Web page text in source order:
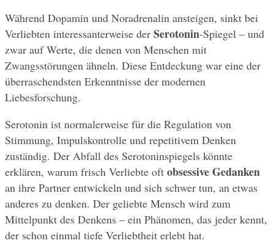
Während Dopamin und Noradrenalin ansteigen, sinkt bei
Verliebten interessanterweise der Serotonin-Spiegel – und
zwar auf Werte, die denen von Menschen mit
Zwangsstörungen ähneln. Diese Entdeckung war eine der
überraschendsten Erkenntnisse der modernen
Liebesforschung.
Serotonin ist normalerweise für die Regulation von
Stimmung, Impulskontrolle und repetitivem Denken
zuständig. Der Abfall des Serotoninspiegels könnte
erklären, warum frisch Verliebte oft obsessive Gedanken
an ihre Partner entwickeln und sich schwer tun, an etwas
anderes zu denken. Der geliebte Mensch wird zum
Mittelpunkt des Denkens – ein Phänomen, das jeder kennt,
der schon einmal tiefe Verliebtheit erlebt hat.